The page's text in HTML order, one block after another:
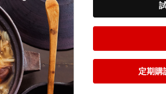
定期購